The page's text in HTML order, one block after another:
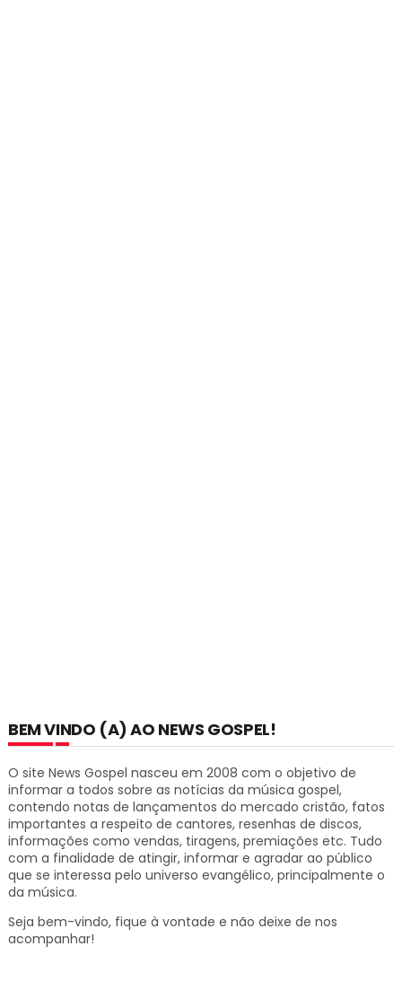
BEM VINDO (A) AO NEWS GOSPEL!
O site News Gospel nasceu em 2008 com o objetivo de
informar a todos sobre as notícias da música gospel,
contendo notas de lançamentos do mercado cristão, fatos
importantes a respeito de cantores, resenhas de discos,
informações como vendas, tiragens, premiações etc. Tudo
com a finalidade de atingir, informar e agradar ao público
que se interessa pelo universo evangélico, principalmente o
da música.
Seja bem-vindo, fique à vontade e não deixe de nos
acompanhar!